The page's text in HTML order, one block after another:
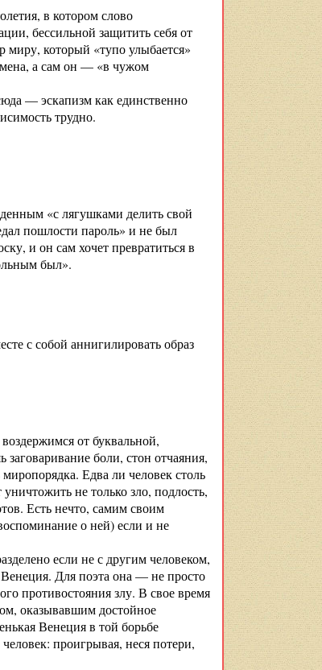
в котором слово
бессильной защитить себя от
миру, который «тупо улыбается»
а сам он — «в чужом
— эскапизм как единственно
трудно.
«с лягушками делить свой
пошлости пароль» и не был
и он сам хочет превратиться в
был».
с собой аннигилировать образ
от буквальной,
боли, стон отчаяния,
Едва ли человек столь
не только зло, подлость,
Есть нечто, самим своим
о ней) если и не
если не с другим человеком,
Для поэта она — не просто
противостояния злу. В свое время
оказывавшим достойное
Венеция в той борьбе
проигрывая, неся потери,